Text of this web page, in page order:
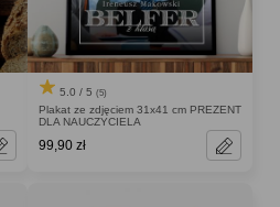
5.0 / 5 (5)
Plakat ze zdjęciem 31x41 cm PREZENT
DLA NAUCZYCIELA
99,90 zł